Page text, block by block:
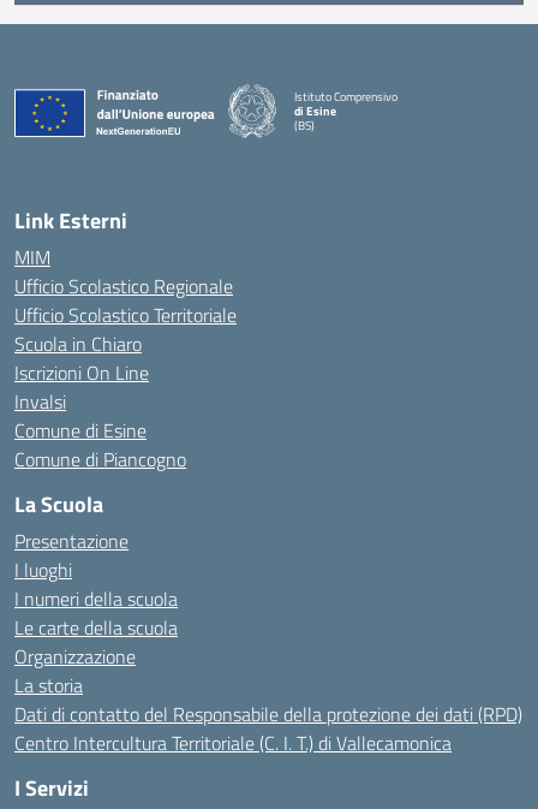
Istituto Comprensivo
di Esine
(BS)
Link Esterni
MIM
Ufficio Scolastico Regionale
Ufficio Scolastico Territoriale
Scuola in Chiaro
Iscrizioni On Line
Invalsi
Comune di Esine
Comune di Piancogno
La Scuola
Presentazione
I luoghi
I numeri della scuola
Le carte della scuola
Organizzazione
La storia
Dati di contatto del Responsabile della protezione dei dati (RPD)
Centro Intercultura Territoriale (C. I. T.) di Vallecamonica
I Servizi